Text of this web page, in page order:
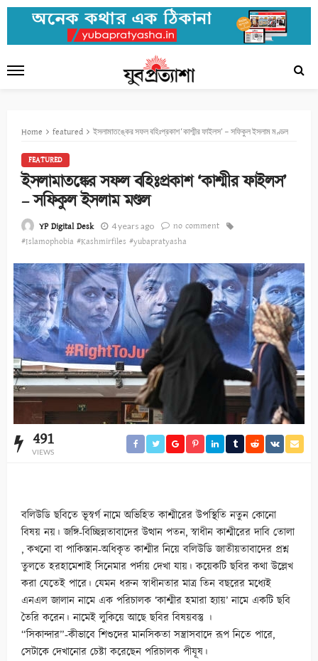
Home featured ইসলামাতঙ্কের সফল বহিঃপ্রকাশ ‘কাশ্মীর ফাইলস’ – সফিকুল ইসলাম মণ্ডল
FEATURED
ইসলামাতঙ্কের সফল বহিঃপ্রকাশ ‘কাশ্মীর ফাইলস’
– সফিকুল ইসলাম মণ্ডল
YP Digital Desk 4 years ago
no comment
#Islamophobia #Kashmirfiles #yubapratyasha
491
VIEWS
বলিউডি ছবিতে ভূস্বর্গ নামে অভিহিত কাশ্মীরের উপস্থিতি নতুন কোনো
বিষয় নয়। জঙ্গি-বিচ্ছিন্নতাবাদের উত্থান পতন, স্বাধীন কাশ্মীরের দাবি তোলা
, কখনো বা পাকিস্তান-অধিকৃত কাশ্মীর নিয়ে বলিউডি জাতীয়তাবাদের প্রশ্ন
তুলতে হরহামেশাই সিনেমার পর্দায় দেখা যায়। কয়েকটি ছবির কথা উল্লেখ
করা যেতেই পারে। যেমন ধরুন স্বাধীনতার মাত্র তিন বছরের মধ্যেই
এনএল জালান নামে এক পরিচালক ‘কাশ্মীর হমারা হ্যায়’ নামে একটি ছবি
তৈরি করেন। নামেই লুকিয়ে আছে ছবির বিষয়বস্তু ।
“সিকান্দার”-কীভাবে শিশুদের মানসিকতা সন্ত্রাসবাদে রূপ নিতে পারে,
সেটাকে দেখানোর চেষ্টা করেছেন পরিচালক পীযূষ।